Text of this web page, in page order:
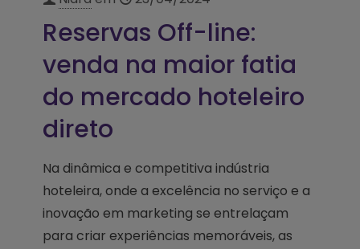
Reservas Off-line:
venda na maior fatia
do mercado hoteleiro
direto
Na dinâmica e competitiva indústria
hoteleira, onde a excelência no serviço e a
inovação em marketing se entrelaçam
para criar experiências memoráveis, as